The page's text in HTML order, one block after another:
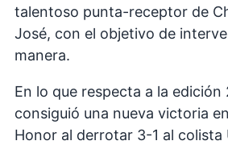
talentoso punta-receptor de
José, con el objetivo de
manera.
En lo que respecta a la edición
consiguió una nueva victoria
Honor al derrotar 3-1 al colista